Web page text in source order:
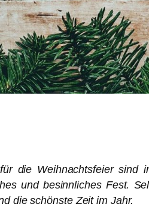
die Weihnachtsfeier
und besinnliches Fest. S
die schönste Zeit im Jahr.